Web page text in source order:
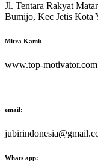
Jl. Tentara Rakyat
Bumijo, Kec Jetis Kota
Mitra Kami:
www.top-motivator.com
email:
Whats app: